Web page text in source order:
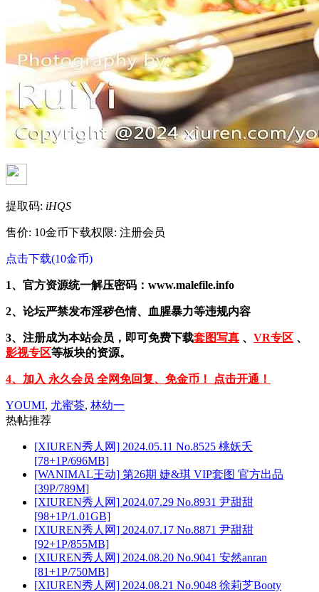
提取码: iHQS
售价: 10金币下载权限: 注册会员
点击下载(10金币)
1、官方资源统一解压密码：www.malefile.info
2、论坛严禁发布淫秽色情、血腥暴力等违规内容
3、注册成为本站会员，即可免费下载套图写真 、 VR专区 、
影视专区等板块的资源。
4、加入 永久会员 全网免回复、免金币！ 点击开通！
YOUMI, 尤蜜荟, 林幼一
热帖推荐
[XIUREN秀人网] 2024.05.11 No.8525 桃妖夭
[78+1P/696MB]
[WANIMAL王动] 第26期 婕&琪 VIP套图 官方出品
[39P/789M]
[XIUREN秀人网] 2024.07.29 No.8931 尹甜甜
[98+1P/1.01GB]
[XIUREN秀人网] 2024.07.17 No.8871 尹甜甜
[92+1P/855MB]
[XIUREN秀人网] 2024.08.20 No.9041 安然anran
[81+1P/750MB]
[XIUREN秀人网] 2024.08.21 No.9048 徐莉芝Booty